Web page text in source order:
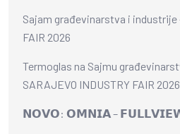
Sajam građevinarstva i industrije
FAIR 2026
Termoglas na Sajmu
SARAJEVO INDUSTRY FAIR 2026
𝗡𝗢𝗩𝗢: 𝗢𝗠𝗡𝗜𝗔 –